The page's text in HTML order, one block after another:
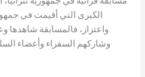
الكبرى التي أقيمت في
وشاركهم السفراء وأعضاء